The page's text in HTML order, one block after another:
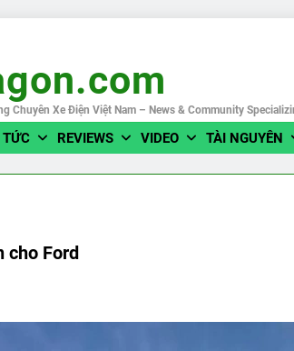
Chuyên Xe Điện Việt Nam – News & Community
REVIEWS VIDEO TÀI NGUYÊN
cho Ford